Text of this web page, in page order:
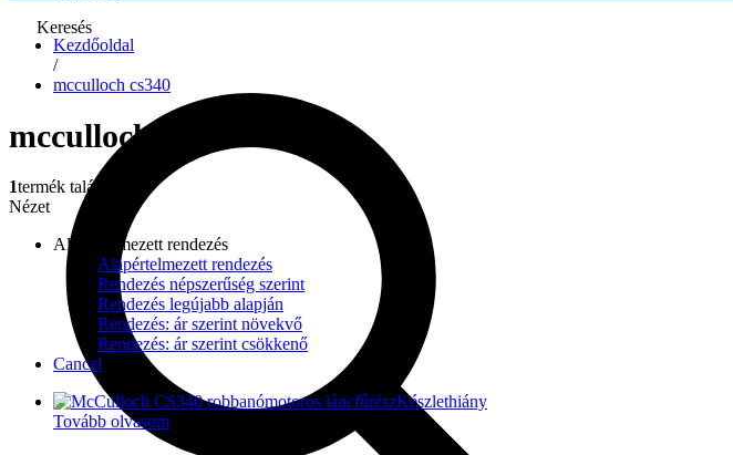
Keresés
Kezdőoldal
/
mcculloch cs340
mcculloch cs340
1termék található
Nézet
Alapértelmezett rendezés
Alapértelmezett rendezés
Rendezés népszerűség szerint
Rendezés legújabb alapján
Rendezés: ár szerint növekvő
Rendezés: ár szerint csökkenő
Cancel
Készlethiány
Tovább olvasom